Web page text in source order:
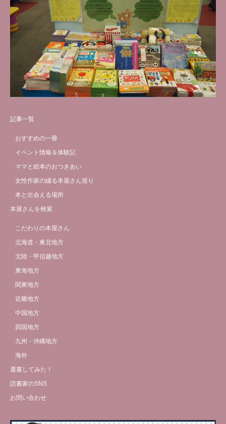
記事一覧
おすすめの一冊
イベント情報＆体験記
ママと絵本のおつきあい
女性作家の綴る本屋さん巡り
本と出会える場所
本屋さんを検索
こだわりの本屋さん
北海道・東北地方
北陸・甲信越地方
東海地方
関東地方
近畿地方
中国地方
四国地方
九州・沖縄地方
海外
選書してみた！
読書家のSNS
お問い合わせ